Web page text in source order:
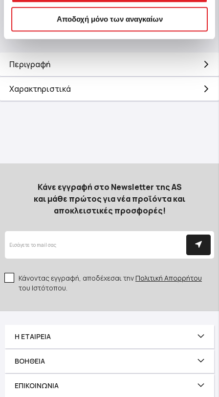
Αποδοχή μόνο των αναγκαίων
Αγορά
Περιγραφή
Χαρακτηριστικά
Κάνε εγγραφή στο Newsletter της AS
και μάθε πρώτος για νέα προϊόντα και
αποκλειστικές προσφορές!
Κάνοντας εγγραφή, αποδέχεσαι τηνΠολιτική Απορρήτου
του Ιστότοπου.
Η ΕΤΑΙΡΕΊΑ
ΒΟΉΘΕΙΑ
ΕΠΙΚΟΙΝΩΝΊΑ